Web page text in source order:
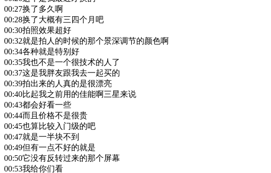
00:27换了多久啊
00:28换了大概有三四个月吧
00:30拍照效果超好
00:32就是拍人的时候的那个景深调节的颜色啊
00:34各种就是特别好
00:35我也不是一个很技术的人了
00:37这是我胖友跟我去一起买的
00:39拍出来的人真的是很漂亮
00:40比起我之前用的佳能啊三星来说
00:43都会好看一些
00:44而且价格不是很贵
00:45也算比较入门级的吧
00:47就是一半块不到
00:49但有一点不好的就是
00:50它没有反转过来的那个屏幕
00:53我给你们看